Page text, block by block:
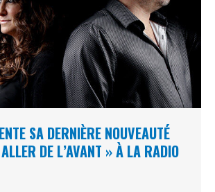
SA DERNIÈRE NOUVEAUTÉ
DE L’AVANT » À LA RADIO